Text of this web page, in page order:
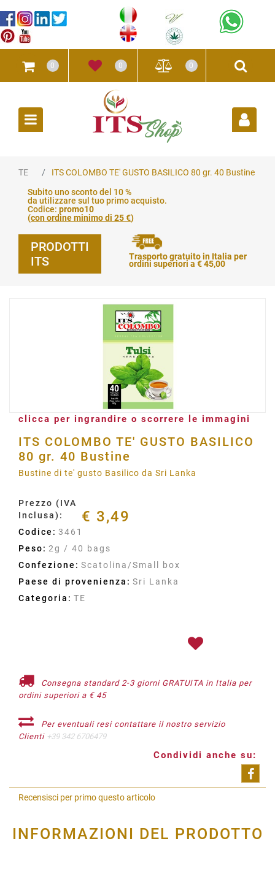
0 0 0
TE ITS COLOMBO TE' GUSTO BASILICO 80 gr. 40 Bustine
Subito uno sconto del 10 %
da utilizzare sul tuo primo acquisto.
Codice: promo10
(con ordine minimo di 25 €)
PRODOTTI
ITS
Trasporto gratuito in Italia per
ordini superiori a € 45,00
clicca per ingrandire o scorrere le immagini
ITS COLOMBO TE' GUSTO BASILICO
80 gr. 40 Bustine
Bustine di te' gusto Basilico da Sri Lanka
Prezzo (IVA
Inclusa):
€ 3,49
Codice: 3461
Peso: 2g / 40 bags
Confezione: Scatolina/Small box
Paese di provenienza: Sri Lanka
Categoria: TE
Consegna standard 2-3 giorni GRATUITA in Italia per
ordini superiori a € 45
Per eventuali resi contattare il nostro servizio
Clienti +39 342 6706479
Condividi anche su:
Recensisci per primo questo articolo
INFORMAZIONI DEL PRODOTTO